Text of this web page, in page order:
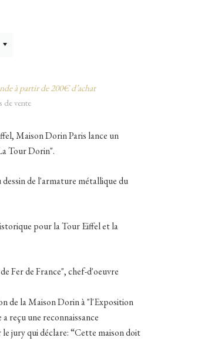
à partir de 200€ d’achat
de vente
Maison Dorin Paris lance un
Tour Dorin".
dessin de l'armature métallique du
pour la Tour Eiffel et la
Fer de France", chef-d'oeuvre
de la Maison Dorin à "l'Exposition
reçu une reconnaissance
jury qui déclare: “Cette maison doit